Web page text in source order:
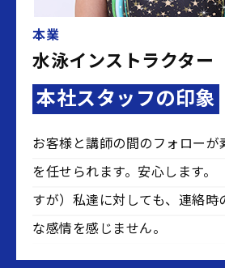
本業
水泳インストラクター
本社スタッフの印象
お客様と講師の間のフォローが
を任せられます。安心します。
すが）私達に対しても、連絡時
な感情を感じません。